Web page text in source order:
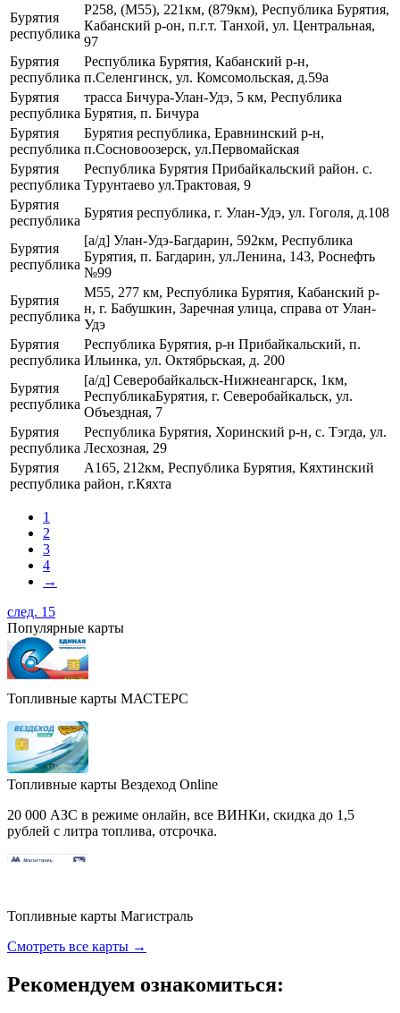
Бурятия
республика
Р258, (М55), 221км, (879км), Республика Бурятия,
Кабанский р-он, п.г.т. Танхой, ул. Центральная,
97
Бурятия
республика
Республика Бурятия, Кабанский р-н,
п.Селенгинск, ул. Комсомольская, д.59а
Бурятия
республика
трасса Бичура-Улан-Удэ, 5 км, Республика
Бурятия, п. Бичура
Бурятия
республика
Бурятия республика, Еравнинский р-н,
п.Сосновоозерск, ул.Первомайская
Бурятия
республика
Республика Бурятия Прибайкальский район. с.
Турунтаево ул.Трактовая, 9
Бурятия
республика
Бурятия республика, г. Улан-Удэ, ул. Гоголя, д.108
Бурятия
республика
[а/д] Улан-Удэ-Багдарин, 592км, Республика
Бурятия, п. Багдарин, ул.Ленина, 143, Роснефть
№99
Бурятия
республика
М55, 277 км, Республика Бурятия, Кабанский р-
н, г. Бабушкин, Заречная улица, справа от Улан-
Удэ
Бурятия
республика
Республика Бурятия, р-н Прибайкальский, п.
Ильинка, ул. Октябрьская, д. 200
Бурятия
республика
[а/д] Северобайкальск-Нижнеангарск, 1км,
РеспубликаБурятия, г. Северобайкальск, ул.
Объездная, 7
Бурятия
республика
Республика Бурятия, Хоринский р-н, с. Тэгда, ул.
Лесхозная, 29
Бурятия
республика
А165, 212км, Республика Бурятия, Кяхтинский
район, г.Кяхта
1
2
3
4
→
след. 15
Популярные карты
Топливные карты МАСТЕРС
Топливные карты Вездеход Online
20 000 АЗС в режиме онлайн, все ВИНКи, скидка до 1,5
рублей с литра топлива, отсрочка.
Топливные карты Магистраль
Смотреть все карты →
Рекомендуем ознакомиться: